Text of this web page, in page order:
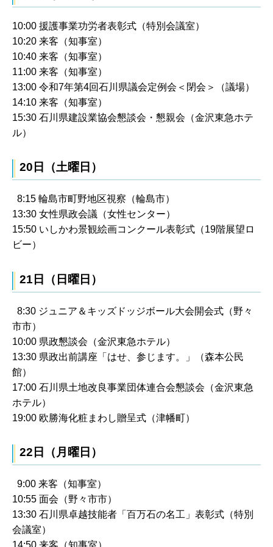
10:00 援護事業功労者表彰式（特別会議室）
10:20 来客（知事室）
10:40 来客（知事室）
11:00 来客（知事室）
13:00 令和7年第4回石川県議会定例会＜閉会＞（議場）
14:10 来客（知事室）
15:30 石川県建設業協会懇談会・懇親会（金沢東急ホテ
ル）
20日（土曜日）
8:15 輪島市町野地区視察（輪島市）
13:30 女性県政会議（女性センター）
15:50 いしかわ景観絵画コンクール表彰式（19階展望ロ
ビー）
21日（日曜日）
8:30 ジュニア＆キッズドッジボール大会開会式（野々
市市）
10:00 県政懇談会（金沢東急ホテル）
13:30 県政出前講座「はせ、参じます。」（森本公民
館）
17:00 石川県土地改良事業団体連合会懇談会（金沢東急
ホテル）
19:00 欧勝海化粧まわし贈呈式（津幡町）
22日（月曜日）
9:00 来客（知事室）
10:55 面会（野々市市）
13:30 石川県卓越技能者「百万石の名工」表彰式（特別
会議室）
14:50 来客（知事室）